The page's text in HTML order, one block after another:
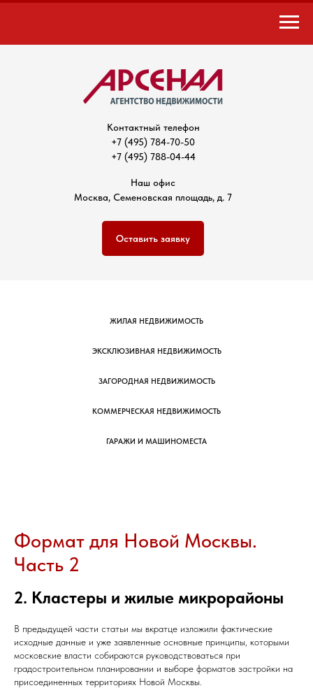
Контактный телефон
+7 (495) 784-70-50
+7 (495) 788-04-44
Наш офис
Москва, Семеновская площадь, д. 7
Оставить заявку
ЖИЛАЯ НЕДВИЖИМОСТЬ
ЭКСКЛЮЗИВНАЯ НЕДВИЖИМОСТЬ
ЗАГОРОДНАЯ НЕДВИЖИМОСТЬ
КОММЕРЧЕСКАЯ НЕДВИЖИМОСТЬ
ГАРАЖИ И МАШИНОМЕСТА
Формат для Новой Москвы.
Часть 2
2. Кластеры и жилые микрорайоны
В предыдущей части статьи мы вкратце изложили фактические
исходные данные и уже заявленные основные принципы, которыми
московские власти собираются руководствоваться при
градостроительном планировании и выборе форматов застройки на
присоединенных территориях Новой Москвы.